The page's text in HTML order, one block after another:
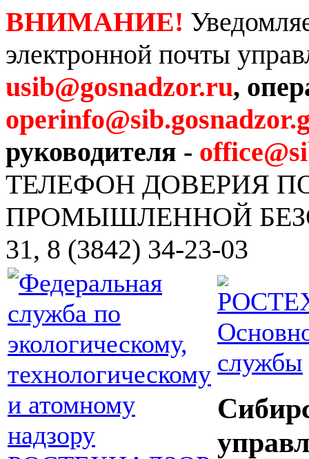
ВНИМАНИЕ!
электронной почты
usib@gosnadzor.ru,
руководителя -
ТЕЛЕФОН ДОВЕРИЯ
ПРОМЫШЛЕННОЙ
31, 8 (3842) 34-23-03
службы